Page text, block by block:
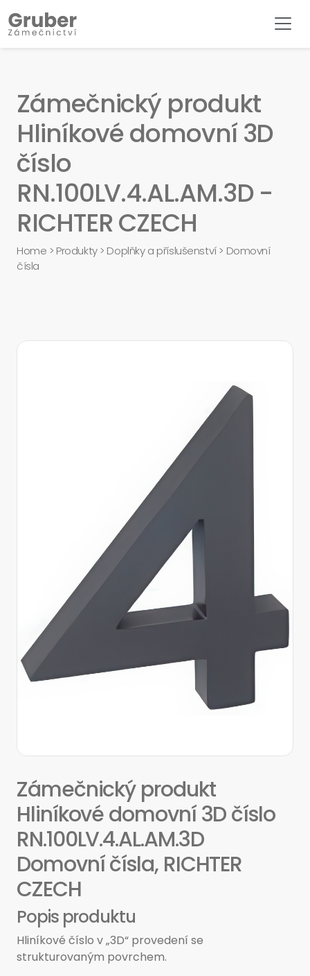
Zámečnický produkt
Hliníkové domovní 3D
číslo
RN.100LV.4.AL.AM.3D -
RICHTER CZECH
Home > Produkty> Doplňky a příslušenství> Domovní
čísla
Zámečnický produkt
Hliníkové domovní 3D číslo
RN.100LV.4.AL.AM.3D
Domovní čísla, RICHTER
CZECH
Popis produktu
Hliníkové číslo v „3D“ provedení se
strukturovaným povrchem.